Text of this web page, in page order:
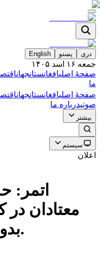
دری پښتو English
جمعه ۱۶ اسد ۱۴۰۵
صفحۀ اصلیافغانستانجهان
ما
صفحۀ اصلیافغانستانجهان
صوتیدرباره ما
بیشتر
سیستم
اعلان
اتمر:
معتادان در
بدون پیگرد باقی بماند.